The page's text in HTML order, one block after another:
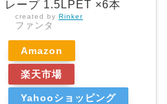
レープ 1.5LPET ×6本
created by Rinker
ファンタ
Amazon
楽天市場
Yahooショッピング